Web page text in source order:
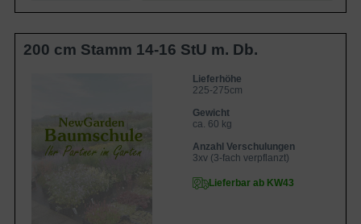
200 cm Stamm 14-16 StU m. Db.
Lieferhöhe
225-275cm
Gewicht
ca. 60 kg
Anzahl Verschulungen
3xv (3-fach verpflanzt)
Lieferbar ab KW43